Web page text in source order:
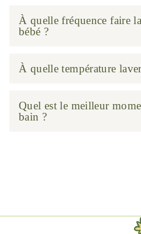
À quelle fréquence faire
bébé ?
À quelle température
Quel est le meilleur
bain ?